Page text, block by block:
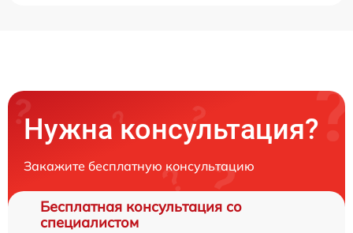
Нужна консультация?
Закажите бесплатную консультацию
Бесплатная консультация со
специалистом